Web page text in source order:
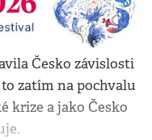
Česko závislosti
zatím na pochvalu
krize a jako Česko